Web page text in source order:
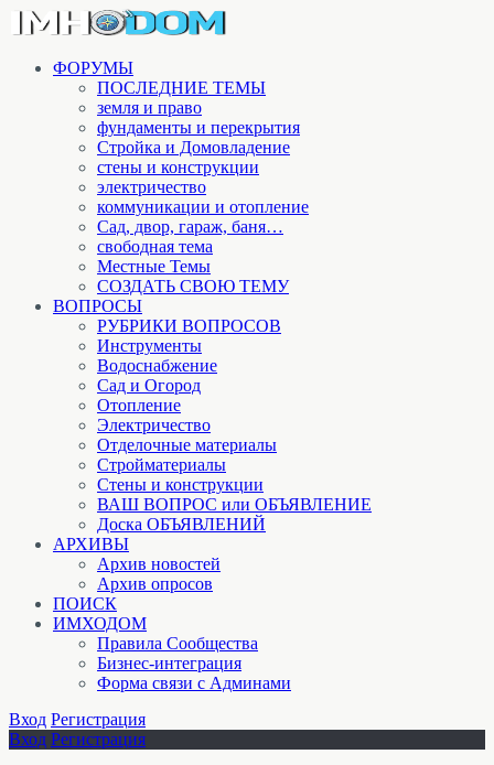
ФОРУМЫ
ПОСЛЕДНИЕ ТЕМЫ
земля и право
фундаменты и перекрытия
Стройка и Домовладение
стены и конструкции
электричество
коммуникации и отопление
Cад, двор, гараж, баня…
свободная тема
Местные Темы
СОЗДАТЬ СВОЮ ТЕМУ
ВОПРОСЫ
РУБРИКИ ВОПРОСОВ
Инструменты
Водоснабжение
Сад и Огород
Отопление
Электричество
Отделочные материалы
Стройматериалы
Стены и конструкции
ВАШ ВОПРОС или ОБЪЯВЛЕНИЕ
Доска ОБЪЯВЛЕНИЙ
АРХИВЫ
Архив новостей
Архив опросов
ПОИСК
ИМХОДОМ
Правила Сообщества
Бизнес-интеграция
Форма связи с Админами
Вход Регистрация
Вход Регистрация